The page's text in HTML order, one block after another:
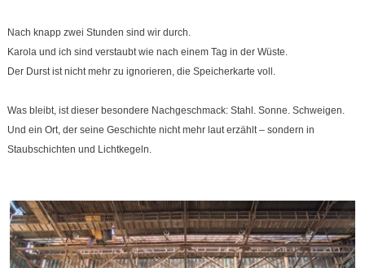
Nach knapp zwei Stunden sind wir durch.
Karola und ich sind verstaubt wie nach einem Tag in der Wüste.
Der Durst ist nicht mehr zu ignorieren, die Speicherkarte voll.
Was bleibt, ist dieser besondere Nachgeschmack: Stahl. Sonne. Schweigen.
Und ein Ort, der seine Geschichte nicht mehr laut erzählt – sondern in
Staubschichten und Lichtkegeln.